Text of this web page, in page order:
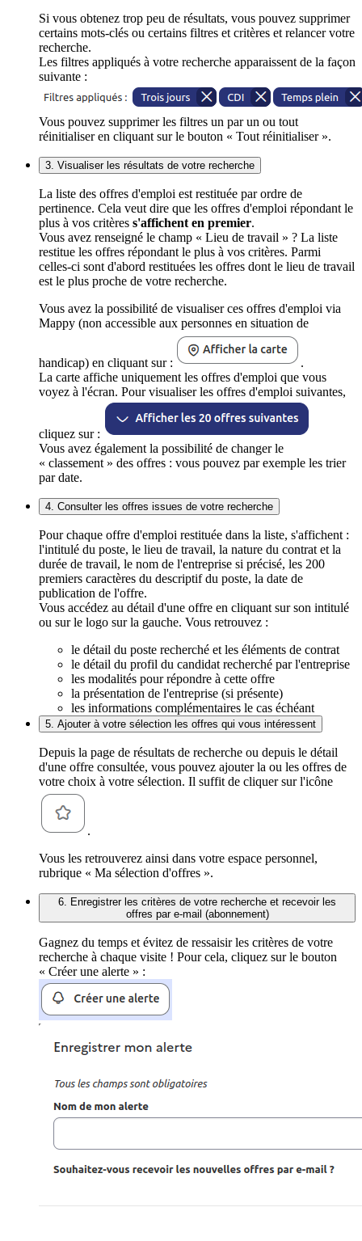
Si vous obtenez trop peu de résultats, vous pouvez supprimer
certains mots-clés ou certains filtres et critères et relancer votre
recherche.
Les filtres appliqués à votre recherche apparaissent de la façon
suivante :
Vous pouvez supprimer les filtres un par un ou tout
réinitialiser en cliquant sur le bouton « Tout réinitialiser ».
3. Visualiser les résultats de votre recherche
La liste des offres d'emploi est restituée par ordre de
pertinence. Cela veut dire que les offres d'emploi répondant le
plus à vos critères s'affichent en premier.
Vous avez renseigné le champ « Lieu de travail » ? La liste
restitue les offres répondant le plus à vos critères. Parmi
celles-ci sont d'abord restituées les offres dont le lieu de travail
est le plus proche de votre recherche.
Vous avez la possibilité de visualiser ces offres d'emploi via
Mappy (non accessible aux personnes en situation de
handicap) en cliquant sur :
.
La carte affiche uniquement les offres d'emploi que vous
voyez à l'écran. Pour visualiser les offres d'emploi suivantes,
cliquez sur :
Vous avez également la possibilité de changer le
« classement » des offres : vous pouvez par exemple les trier
par date.
4. Consulter les offres issues de votre recherche
Pour chaque offre d'emploi restituée dans la liste, s'affichent :
l'intitulé du poste, le lieu de travail, la nature du contrat et la
durée de travail, le nom de l'entreprise si précisé, les 200
premiers caractères du descriptif du poste, la date de
publication de l'offre.
Vous accédez au détail d'une offre en cliquant sur son intitulé
ou sur le logo sur la gauche. Vous retrouvez :
le détail du poste recherché et les éléments de contrat
le détail du profil du candidat recherché par l'entreprise
les modalités pour répondre à cette offre
la présentation de l'entreprise (si présente)
les informations complémentaires le cas échéant
5. Ajouter à votre sélection les offres qui vous intéressent
Depuis la page de résultats de recherche ou depuis le détail
d'une offre consultée, vous pouvez ajouter la ou les offres de
votre choix à votre sélection. Il suffit de cliquer sur l'icône
.
Vous les retrouverez ainsi dans votre espace personnel,
rubrique « Ma sélection d'offres ».
6. Enregistrer les critères de votre recherche et recevoir les
offres par e-mail (abonnement)
Gagnez du temps et évitez de ressaisir les critères de votre
recherche à chaque visite ! Pour cela, cliquez sur le bouton
« Créer une alerte » :